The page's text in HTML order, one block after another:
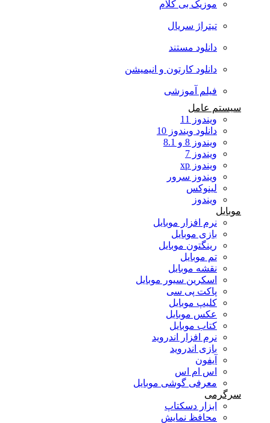
موزیک بی کلام
تیتراژ سریال
دانلود مستند
دانلود کارتون و انیمیشن
فیلم آموزشی
سیستم عامل
ویندوز 11
دانلود ویندوز 10
ویندوز 8 و 8.1
ویندوز 7
ویندوز xp
ویندوز سرور
لینوکس
ویندوز
موبایل
نرم افزار موبایل
بازی موبایل
رینگتون موبایل
تم موبایل
نقشه موبایل
اسکرین سیور موبایل
پاکت پی سی
کلیپ موبایل
عکس موبایل
کتاب موبایل
نرم افزار اندروید
بازی اندروید
آیفون
اس ام اس
معرفی گوشی موبایل
سرگرمی
ابزار دسکتاپ
محافظ نمایش